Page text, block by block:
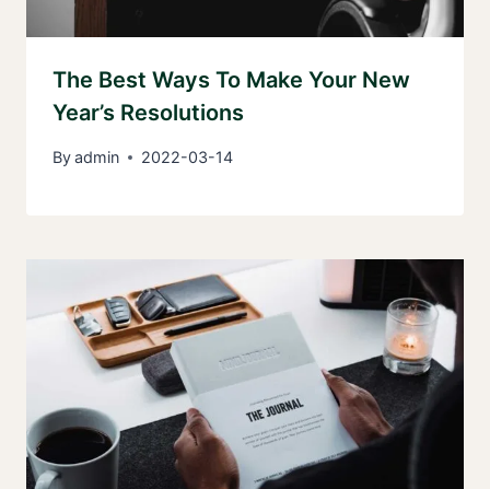
The Best Ways To Make Your New
Year’s Resolutions
Byadmin 2022-03-14